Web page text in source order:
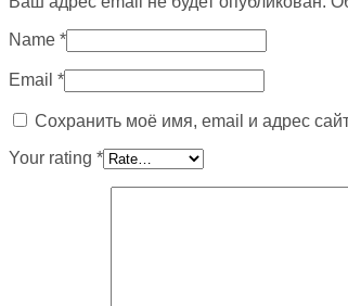
Name *
Email *
Сохранить моё имя, email и адрес
Your rating *